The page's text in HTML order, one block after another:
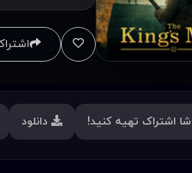
اشتراک تهیه کنید! دانلود